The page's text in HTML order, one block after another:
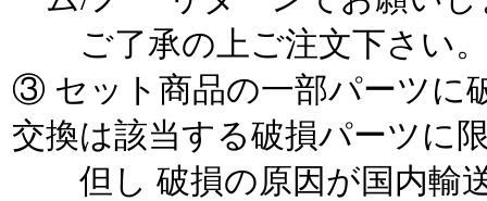
ご了承の上ご注文下さい
③ セット商品の一部パーツに
交換は該当する破損パーツに
但し 破損の原因が国内輸